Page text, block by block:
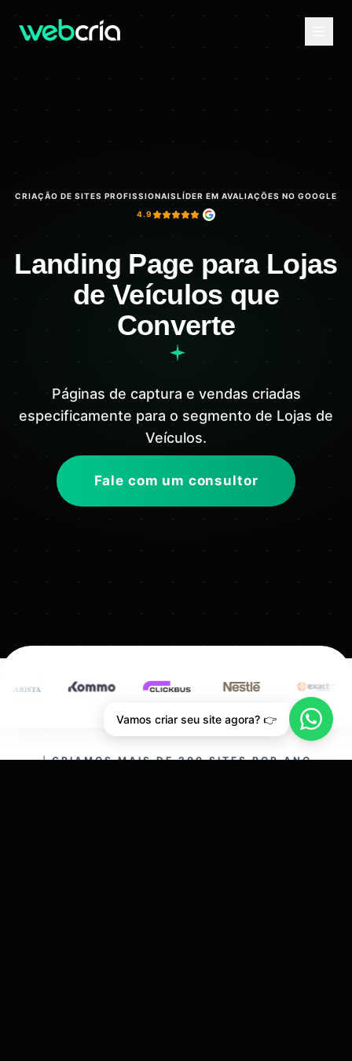
CRIAÇÃO DE SITES PROFISSIONAISLÍDER EM AVALIAÇÕES NO GOOGLE
4.9
Landing Page para Lojas
de Veículos que
Converte
Páginas de captura e vendas criadas
especificamente para o segmento de Lojas de
Veículos.
Fale com um consultor
CRIAMOS MAIS DE 200 SITES POR ANO.
Vamos criar seu site agora? 👉